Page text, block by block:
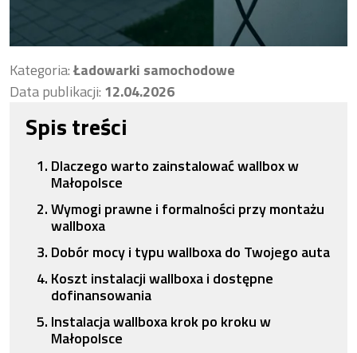
Kategoria:Ładowarki samochodowe
Data publikacji: 12.04.2026
Spis treści
Dlaczego warto zainstalować wallbox w
Małopolsce
Wymogi prawne i formalności przy montażu
wallboxa
Dobór mocy i typu wallboxa do Twojego auta
Koszt instalacji wallboxa i dostępne
dofinansowania
Instalacja wallboxa krok po kroku w
Małopolsce